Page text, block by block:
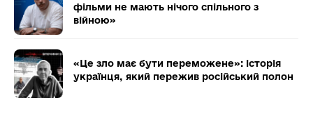
фільми не мають нічого спільного з
війною»
«Це зло має бути переможене»: історія
українця, який пережив російський полон